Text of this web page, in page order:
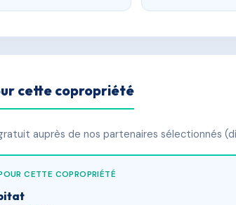
cette copropriété
auprès de nos partenaires sélectionnés
CETTE COPROPRIÉTÉ